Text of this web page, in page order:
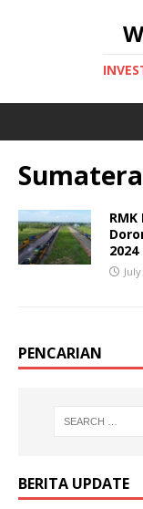
2024
PENCARIAN
BERITA UPDATE